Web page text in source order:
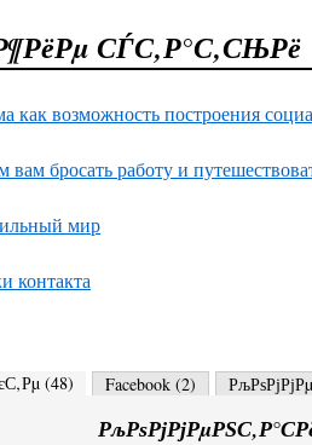
СЃС‚Р°С‚СЊРё
как возможность построения
вам бросать работу и
мир
контакта
(48) Facebook (2)